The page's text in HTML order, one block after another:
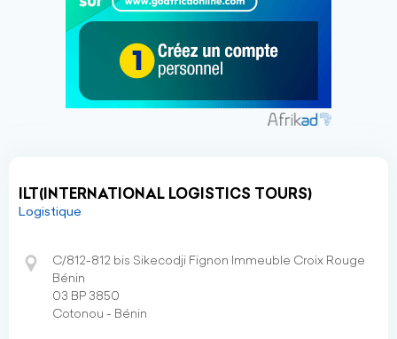
ILT(INTERNATIONAL LOGISTICS TOURS)
Logistique
C/812-812 bis Sikecodji Fignon Immeuble Croix Rouge
Bénin
03 BP 3850
Cotonou - Bénin